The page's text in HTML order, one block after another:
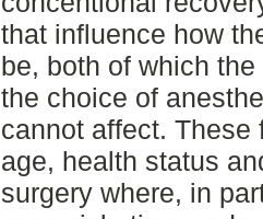
that influence how
be, both of which
the choice of
cannot affect.
age, health status
surgery where, in